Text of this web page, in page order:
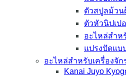
ตัวสปูลม้วน
ตัวหัวนิปเป
อะไหล่สำห
แปรงปัดแบ
อะไหล่สำหรับเครื่องจั
Kanai Juyo